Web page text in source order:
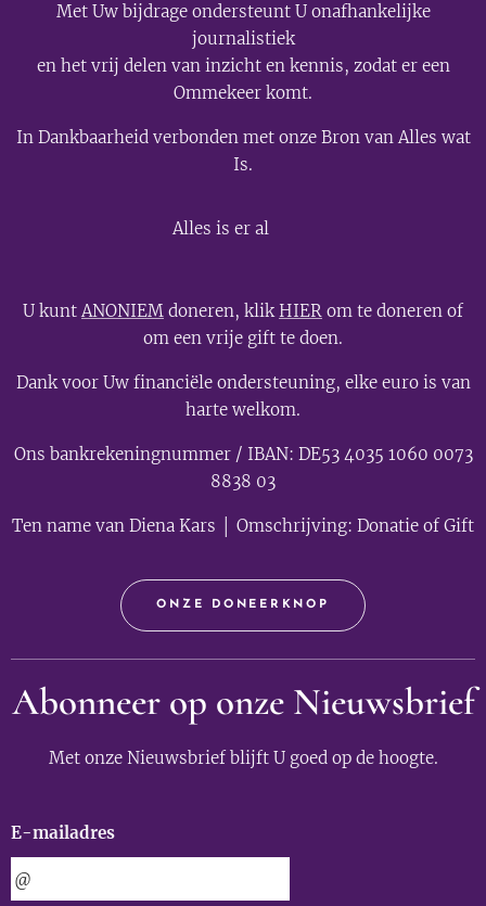
Met Uw bijdrage ondersteunt U onafhankelijke
journalistiek
en het vrij delen van inzicht en kennis, zodat er een
Ommekeer komt.
In Dankbaarheid verbonden met onze Bron van Alles wat
Is.
Alles is er al
U kuntANONIEM doneren, klikHIER om te doneren of
om een vrije gift te doen.
Dank voor Uw financiële ondersteuning, elke euro is van
harte welkom.
Ons bankrekeningnummer / IBAN: DE53 4035 1060 0073
8838 03
Ten name van Diena Kars │ Omschrijving: Donatie of Gift
ONZE DONEERKNOP
Abonneer op onze Nieuwsbrief
Met onze Nieuwsbrief blijft U goed op de hoogte.
E-mailadres